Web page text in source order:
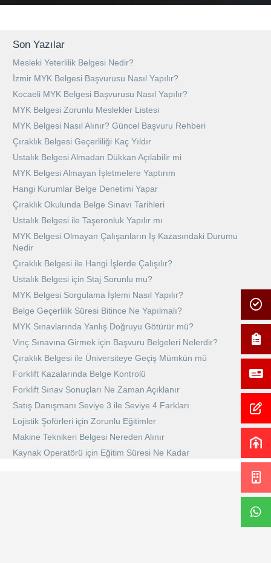
Son Yazılar
Mesleki Yeterlilik Belgesi Nedir?
İzmir MYK Belgesi Başvurusu Nasıl Yapılır?
Kocaeli MYK Belgesi Başvurusu Nasıl Yapılır?
MYK Belgesi Zorunlu Meslekler Listesi
MYK Belgesi Nasıl Alınır? Güncel Başvuru Rehberi
Çıraklık Belgesi Geçerliliği Kaç Yıldır
Ustalık Belgesi Almadan Dükkan Açılabilir mi
MYK Belgesi Almayan İşletmelere Yaptırım
Hangi Kurumlar Belge Denetimi Yapar
Çıraklık Okulunda Belge Sınavı Tarihleri
Ustalık Belgesi ile Taşeronluk Yapılır mı
MYK Belgesi Olmayan Çalışanların İş Kazasındaki Durumu
Nedir
Çıraklık Belgesi ile Hangi İşlerde Çalışılır?
Ustalık Belgesi için Staj Sorunlu mu?
MYK Belgesi Sorgulama İşlemi Nasıl Yapılır?
Belge Geçerlilik Süresi Bitince Ne Yapılmalı?
MYK Sınavlarında Yanlış Doğruyu Götürür mü?
Vinç Sınavına Girmek için Başvuru Belgeleri Nelerdir?
Çıraklık Belgesi ile Üniversiteye Geçiş Mümkün mü
Forklift Kazalarında Belge Kontrolü
Forklift Sınav Sonuçları Ne Zaman Açıklanır
Satış Danışmanı Seviye 3 ile Seviye 4 Farkları
Lojistik Şoförleri için Zorunlu Eğitimler
Makine Teknikeri Belgesi Nereden Alınır
Kaynak Operatörü için Eğitim Süresi Ne Kadar